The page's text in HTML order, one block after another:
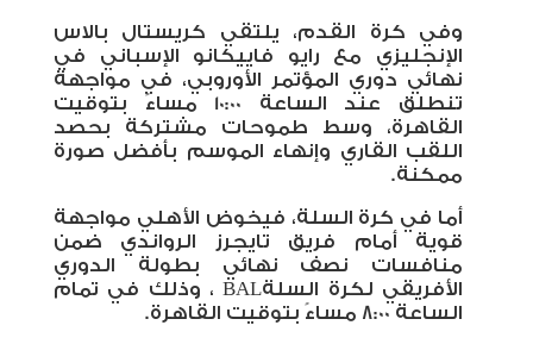
وفي كرة القدم، يلتقي كريستال بالاس
الإنجليزي مع رايو فاييكانو الإسباني في
نهائي دوري المؤتمر الأوروبي، في مواجهة
تنطلق عند الساعة 10:00 مساءً بتوقيت
القاهرة، وسط طموحات مشتركة بحصد
اللقب القاري وإنهاء الموسم بأفضل صورة
ممكنة.
أما في كرة السلة، فيخوض الأهلي مواجهة
قوية أمام فريق تايجرز الرواندي ضمن
منافسات نصف نهائي بطولة الدوري
الأفريقي لكرة السلةBAL ، وذلك في تمام
الساعة 8:00 مساءً بتوقيت القاهرة
.